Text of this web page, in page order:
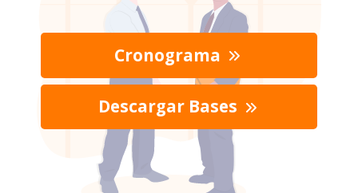
Cronograma
Descargar Bases